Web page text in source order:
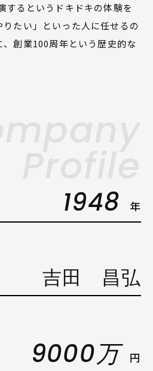
するというドキドキの体験を
たい」といった人に任せるの
創業100周年という歴史的な
1948 年
吉田 昌弘
9000万 円